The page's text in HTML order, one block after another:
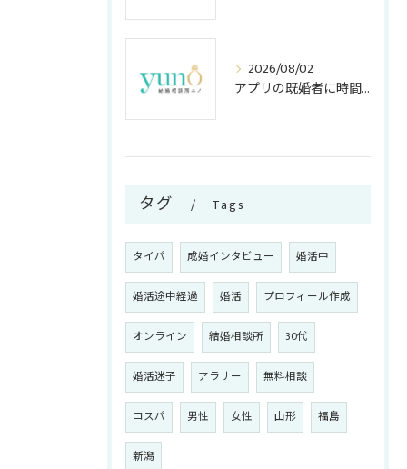
2026/08/02
アプリの既婚者に時間を奪われない！アラサー女子が知っておくべき嘘の見破り方
タグ Tags
タイパ 成婚インタビュー 婚活中
婚活途中経過 婚活 プロフィール作成
オンライン 結婚相談所 30代
婚活迷子 アラサー 無料相談
コスパ 男性 女性 山形 福島
新潟